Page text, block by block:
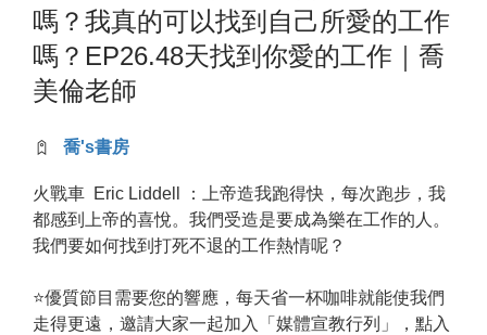
嗎？我真的可以找到自己所愛的工作
嗎？EP26.48天找到你愛的工作｜喬
美倫老師
喬's書房
火戰車 Eric Liddell ：上帝造我跑得快，每次跑步，我
都感到上帝的喜悅。我們受造是要成為樂在工作的人。
我們要如何找到打死不退的工作熱情呢？
⭐️優質節目需要您的響應，每天省一杯咖啡就能使我們
走得更遠，邀請大家一起加入「媒體宣教行列」，點入